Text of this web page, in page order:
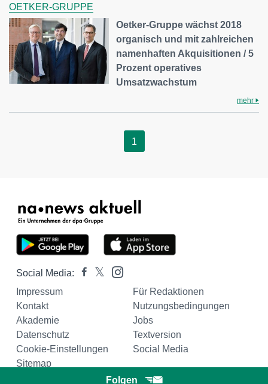
Folgen
OETKER-GRUPPE
Oetker-Gruppe wächst 2018
organisch und mit zahlreichen
namenhaften Akquisitionen / 5
Prozent operatives
Umsatzwachstum
mehr
1
Social Media:
Impressum
Für Redaktionen
Kontakt
Nutzungsbedingungen
Akademie
Jobs
Datenschutz
Textversion
Cookie-Einstellungen
Social Media
Sitemap